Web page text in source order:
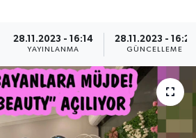
28.11.2023 - 16:14
YAYINLANMA
28.11.2023 - 16:21
GÜNCELLEME